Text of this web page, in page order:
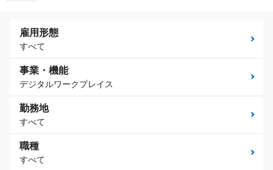
雇用形態
すべて
事業・機能
デジタルワークプレイス
勤務地
すべて
職種
すべて